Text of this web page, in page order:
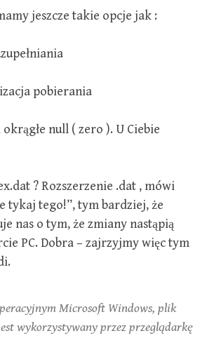
jeszcze takie opcje jak :
pobierania
null ( zero ). U Ciebie
? Rozszerzenie .dat , mówi
tykaj tego!”, tym bardziej, że
nas o tym, że zmiany nastąpią
PC. Dobra – zajrzyjmy więc tym
Microsoft Windows, plik
wykorzystywany przez przeglądarkę